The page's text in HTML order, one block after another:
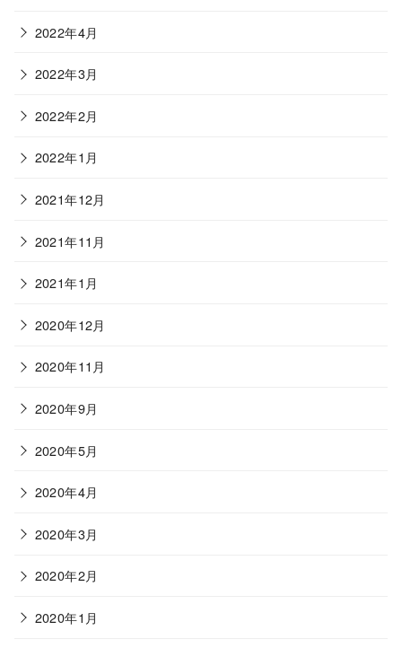
2022年4月
2022年3月
2022年2月
2022年1月
2021年12月
2021年11月
2021年1月
2020年12月
2020年11月
2020年9月
2020年5月
2020年4月
2020年3月
2020年2月
2020年1月